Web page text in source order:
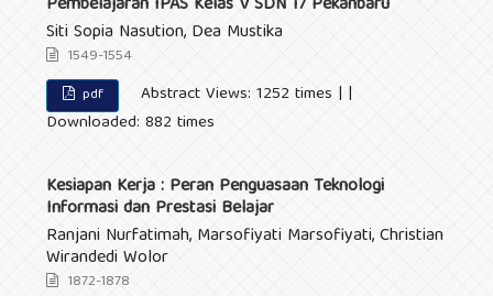
Siti Sopia Nasution, Dea Mustika
1549-1554
pdf
Abstract Views: 1252 times | |
Downloaded: 882 times
Kesiapan Kerja : Peran Penguasaan Teknologi
Informasi dan Prestasi Belajar
Ranjani Nurfatimah, Marsofiyati Marsofiyati, Christian
Wirandedi Wolor
1872-1878